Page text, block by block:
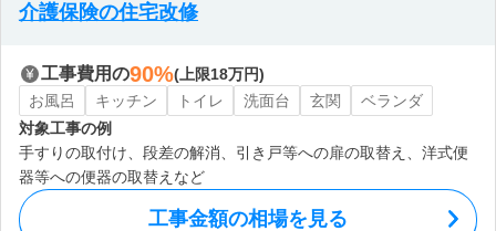
介護保険の住宅改修
工事費用の90%(上限18万円)
お風呂
キッチン トイレ 洗面台 玄関
ベランダ
対象工事の例
手すりの取付け、段差の解消、引き戸等への扉の取替え、洋式便
器等への便器の取替えなど
工事金額の相場を見る